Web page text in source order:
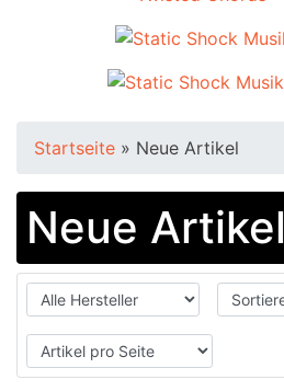
Startseite » Neue Artikel
Neue Artikel